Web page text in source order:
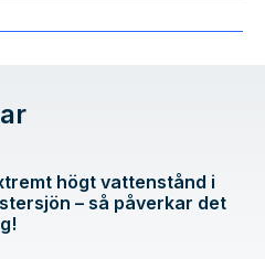
högt vattenstånd i
– så påverkar det